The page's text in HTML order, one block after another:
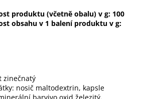
produktu (včetně obalu) v g: 100
obsahu v 1 balení produktu v g:
zinečnatý
nosič maltodextrin, kapsle
barvivo oxid železitý,